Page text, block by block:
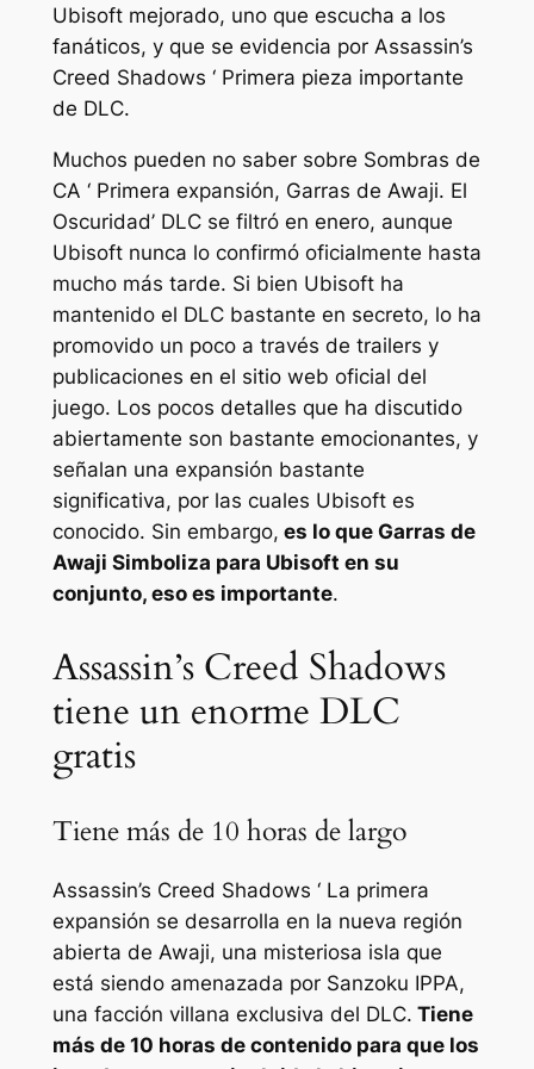
Ubisoft mejorado, uno que escucha a los
fanáticos, y que se evidencia por Assassin’s
Creed Shadows ‘Primera pieza importante
de DLC.
Muchos pueden no saber sobre Sombras de
CA ‘ Primera expansión, Garras de Awaji. El
Oscuridad’ DLC se filtró en enero, aunque
Ubisoft nunca lo confirmó oficialmente hasta
mucho más tarde. Si bien Ubisoft ha
mantenido el DLC bastante en secreto, lo ha
promovido un poco a través de trailers y
publicaciones en el sitio web oficial del
juego. Los pocos detalles que ha discutido
abiertamente son bastante emocionantes, y
señalan una expansión bastante
significativa, por las cuales Ubisoft es
conocido. Sin embargo, es lo que Garras de
Awaji Simboliza para Ubisoft en su
conjunto, eso es importante.
Assassin’s Creed Shadows
tiene un enorme DLC
gratis
Tiene más de 10 horas de largo
Assassin’s Creed Shadows ‘La primera
expansión se desarrolla en la nueva región
abierta de Awaji, una misteriosa isla que
está siendo amenazada por Sanzoku IPPA,
una facción villana exclusiva del DLC. Tiene
más de 10 horas de contenido para que los